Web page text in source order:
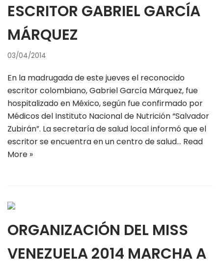
ESCRITOR GABRIEL GARCÍA
MÁRQUEZ
03/04/2014
En la madrugada de este jueves el reconocido
escritor colombiano, Gabriel García Márquez, fue
hospitalizado en México, según fue confirmado por
Médicos del Instituto Nacional de Nutrición “Salvador
Zubirán”. La secretaría de salud local informó que el
escritor se encuentra en un centro de salud… Read
More »
ORGANIZACIÓN DEL MISS
VENEZUELA 2014 MARCHA A